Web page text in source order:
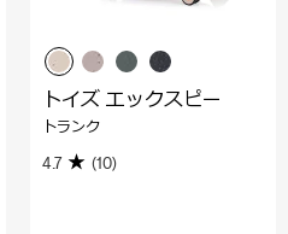
トイズ エックスピー
トランク
4.7 (10)